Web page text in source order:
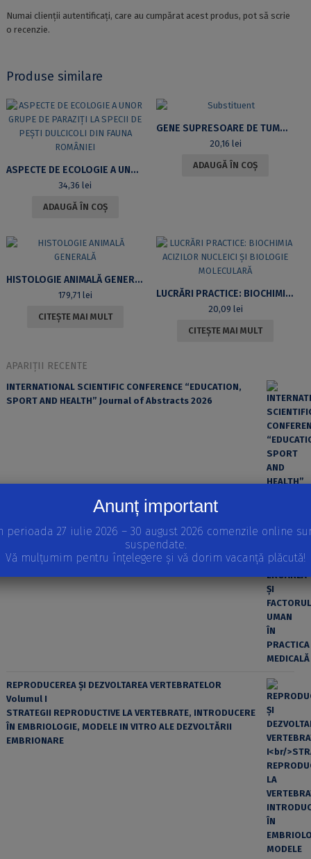
Numai clienții autentificați, care au cumpărat acest produs, pot să scrie
o recenzie.
Produse similare
ASPECTE DE ECOLOGIE A UNOR GRUPE DE PARAZIȚI LA SPECII DE PEȘTI DULCICOLI DIN FAUNA ROMÂNIEI
34,36lei
ADAUGĂ ÎN COȘ
GENE SUPRESOARE DE TUMORI
20,16 lei
ADAUGĂ ÎN COȘ
HISTOLOGIE ANIMALĂ GENERALĂ
179,71 lei
CITEȘTE MAI MULT
LUCRĂRI PRACTICE: BIOCHIMIA ACIZILOR NUCLEICI ȘI BIOLOGIE MOLECULARĂ
20,09 lei
CITEȘTE MAI MULT
APARIȚII RECENTE
INTERNATIONAL SCIENTIFIC CONFERENCE “EDUCATION,
SPORT AND HEALTH” Journal of Abstracts 2026
EROAREA ȘI FACTORUL UMAN ÎN PRACTICA MEDICALĂ
REPRODUCEREA ȘI DEZVOLTAREA VERTEBRATELOR
Volumul I
STRATEGII REPRODUCTIVE LA VERTEBRATE, INTRODUCERE
ÎN EMBRIOLOGIE, MODELE IN VITRO ALE DEZVOLTĂRII
EMBRIONARE
Anunț important
perioada 27 iulie 2026 – 30 august 2026 comenzile online
suspendate.
Vă mulțumim pentru înțelegere și vă dorim vacanță plăcută!